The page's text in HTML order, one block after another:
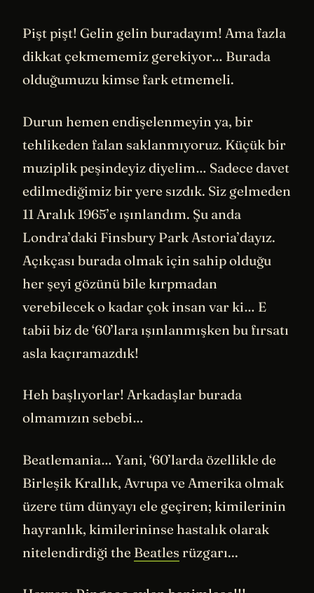
Pişt pişt! Gelin gelin buradayım! Ama fazla
dikkat çekmememiz gerekiyor… Burada
olduğumuzu kimse fark etmemeli.
Durun hemen endişelenmeyin ya, bir
tehlikeden falan saklanmıyoruz. Küçük bir
muziplik peşindeyiz diyelim… Sadece davet
edilmediğimiz bir yere sızdık. Siz gelmeden
11 Aralık 1965’e ışınlandım. Şu anda
Londra’daki Finsbury Park Astoria’dayız.
Açıkçası burada olmak için sahip olduğu
her şeyi gözünü bile kırpmadan
verebilecek o kadar çok insan var ki… E
tabii biz de ‘60’lara ışınlanmışken bu fırsatı
asla kaçıramazdık!
Heh başlıyorlar! Arkadaşlar burada
olmamızın sebebi…
Beatlemania… Yani, ‘60’larda özellikle de
Birleşik Krallık, Avrupa ve Amerika olmak
üzere tüm dünyayı ele geçiren; kimilerinin
hayranlık, kimilerininse hastalık olarak
nitelendirdiği the Beatles rüzgarı...